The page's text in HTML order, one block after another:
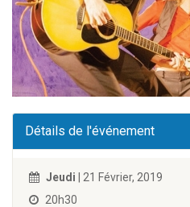
Détails de l'événement
Jeudi | 21 Février, 2019
20h30